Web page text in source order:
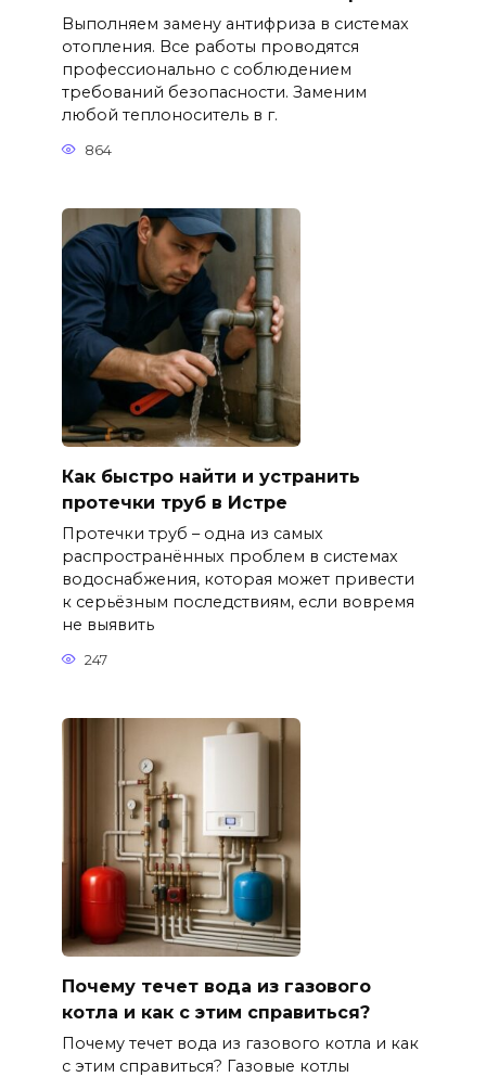
Выполняем замену антифриза в системах
отопления. Все работы проводятся
профессионально с соблюдением
требований безопасности. Заменим
любой теплоноситель в г.
864
Как быстро найти и устранить
протечки труб в Истре
Протечки труб – одна из самых
распространённых проблем в системах
водоснабжения, которая может привести
к серьёзным последствиям, если вовремя
не выявить
247
Почему течет вода из газового
котла и как с этим справиться?
Почему течет вода из газового котла и как
с этим справиться? Газовые котлы